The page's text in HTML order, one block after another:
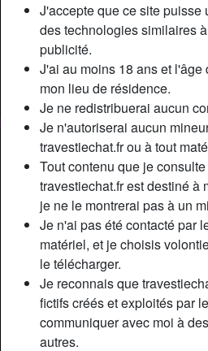
J'accepte que ce site puisse
des technologies similaires
publicité.
J'ai au moins 18 ans et
mon lieu de résidence.
Je ne redistribuerai aucun
Je n'autoriserai aucun
travestiechat.fr ou à tout
Tout contenu que je
travestiechat.fr est destiné à
je ne le montrerai pas à un
Je n'ai pas été contacté par
matériel, et je choisis
le télécharger.
Je reconnais que
fictifs créés et exploités par
communiquer avec moi à
autres.
Nickname:
Âge:
Pays:
Département:
Sexe:
Sexualité:
Relation:
Couleur des cheveux:
Épilé(e):
Fumeur(euse):